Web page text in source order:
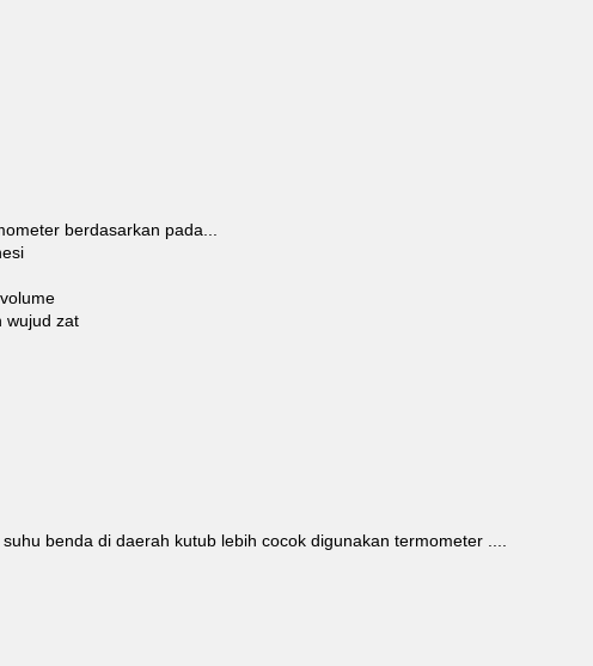
berdasarkan pada...
wujud zat
benda di daerah kutub lebih cocok digunakan termometer ....